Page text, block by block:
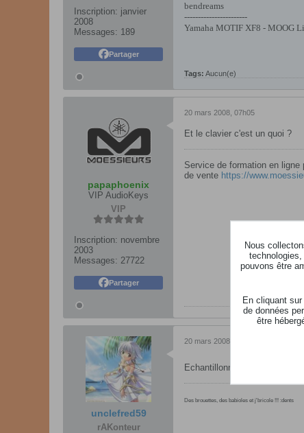
Inscription: janvier
2008
Messages: 189
Partager
bendreams
-----------------------
Yamaha MOTIF XF8 - MOOG
Tags: Aucun(e)
papaphoenix
VIP AudioKeys
VIP
Inscription: novembre
2003
Messages: 27722
Partager
20 mars 2008, 07h05
Et le clavier c'est un quoi ?
Service de formation en
de vente https://
unclefred59
rAKonteur
20 mars 2008, 16h24
Echantillonner de l'audio à
Des brouettes, des babioles et j'bricole !!! :dents
Nous
pouvons être
En cliquant sur
de données
être